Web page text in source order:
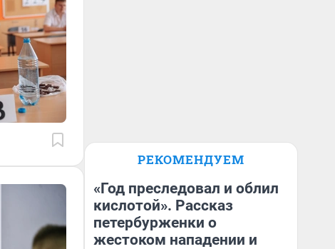
РЕКОМЕНДУЕМ
«Год преследовал и облил
кислотой». Рассказ
петербурженки о
жестоком нападении и